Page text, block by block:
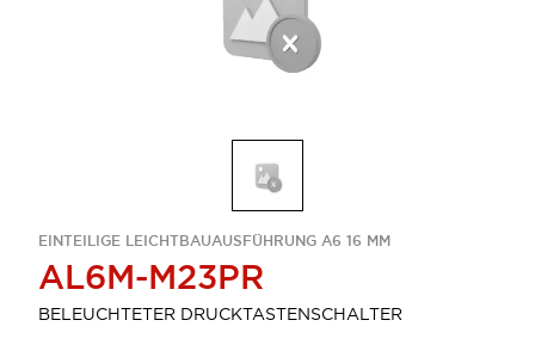
EINTEILIGE LEICHTBAUAUSFÜHRUNG A6 16 MM
AL6M-M23PR
BELEUCHTETER DRUCKTASTENSCHALTER